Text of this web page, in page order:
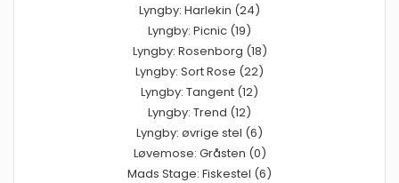
Lyngby: Harlekin (24)
Lyngby: Picnic (19)
Lyngby: Rosenborg (18)
Lyngby: Sort Rose (22)
Lyngby: Tangent (12)
Lyngby: Trend (12)
Lyngby: øvrige stel (6)
Løvemose: Gråsten (0)
Mads Stage: Fiskestel (6)